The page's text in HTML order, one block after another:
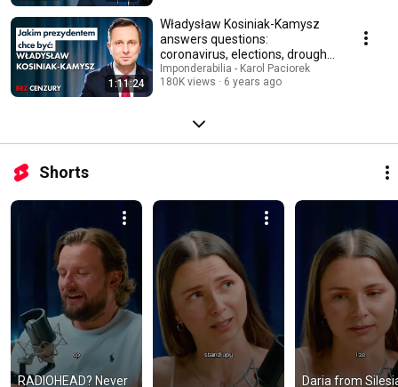
1:11:24
Władysław Kosiniak-Kamysz
answers questions:
coronavirus, elections, drought |
Imponderabilia #102
Imponderabilia - Karol Paciorek
180K views
6 years ago
Shorts
RADIOHEAD? Never
Daria from